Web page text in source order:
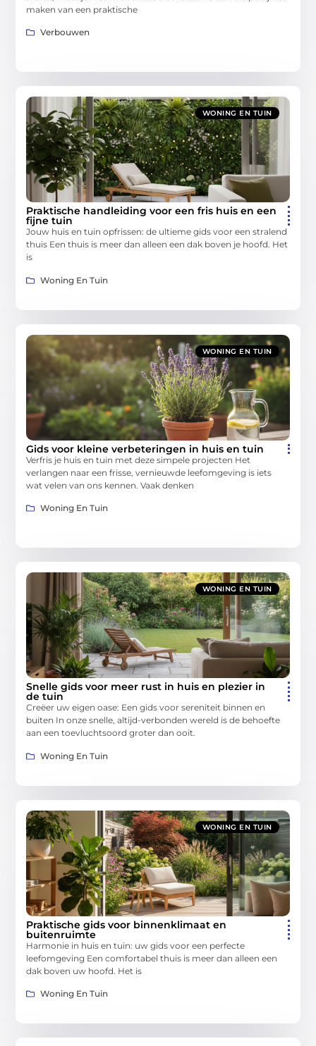
maken van een praktische
Verbouwen
WONING EN TUIN
Praktische handleiding voor een fris huis en een
fijne tuin
Jouw huis en tuin opfrissen: de ultieme gids voor een stralend
thuis Een thuis is meer dan alleen een dak boven je hoofd. Het
is
Woning En Tuin
WONING EN TUIN
Gids voor kleine verbeteringen in huis en tuin
Verfris je huis en tuin met deze simpele projecten Het
verlangen naar een frisse, vernieuwde leefomgeving is iets
wat velen van ons kennen. Vaak denken
Woning En Tuin
WONING EN TUIN
Snelle gids voor meer rust in huis en plezier in
de tuin
Creëer uw eigen oase: Een gids voor sereniteit binnen en
buiten In onze snelle, altijd-verbonden wereld is de behoefte
aan een toevluchtsoord groter dan ooit.
Woning En Tuin
WONING EN TUIN
Praktische gids voor binnenklimaat en
buitenruimte
Harmonie in huis en tuin: uw gids voor een perfecte
leefomgeving Een comfortabel thuis is meer dan alleen een
dak boven uw hoofd. Het is
Woning En Tuin